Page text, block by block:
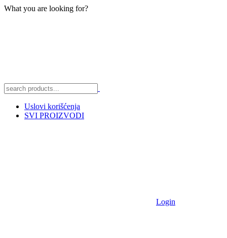
What you are looking for?
Uslovi korišćenja
SVI PROIZVODI
Login